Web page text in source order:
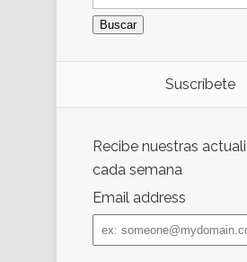
Suscríbete
Recibe nuestras
cada semana
Email address
Email
address